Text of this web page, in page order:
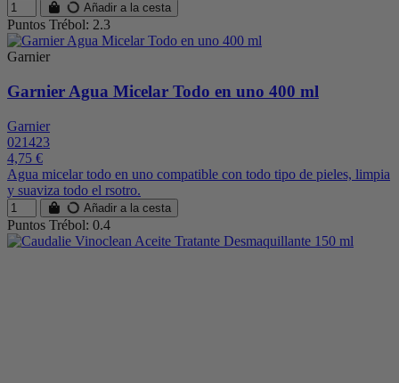
Añadir a la cesta
Puntos Trébol: 2.3
Garnier
Garnier Agua Micelar Todo en uno 400 ml
Garnier
021423
4,75 €
Agua micelar todo en uno compatible con todo tipo de pieles, limpia
y suaviza todo el rsotro.
Añadir a la cesta
Puntos Trébol: 0.4